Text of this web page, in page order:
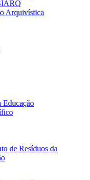
Arquivística
Educação
de Resíduos da